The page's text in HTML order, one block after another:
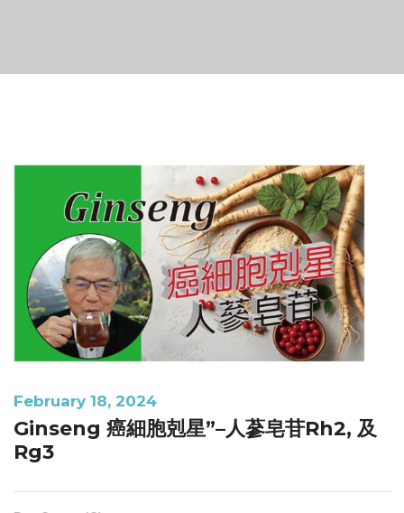
February 18, 2024
Ginseng 癌細胞剋星”–人蔘皂苷Rh2, 及
Rg3